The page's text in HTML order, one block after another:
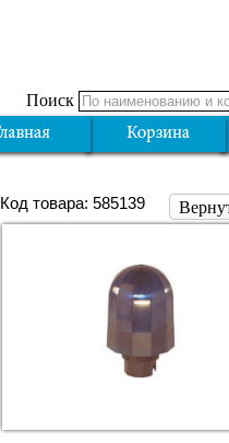
Поиск
Код товара: 585139